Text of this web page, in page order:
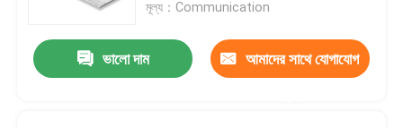
মূল্য：Communication
ভালো দাম আমাদের সাথে যোগাযোগ